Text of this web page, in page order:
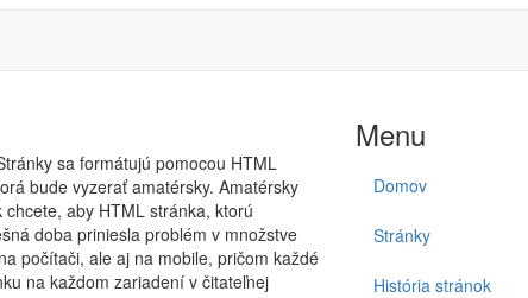
sa formátujú pomocou HTML
bude vyzerať amatérsky. Amatérsky
aby HTML stránka, ktorú
doba priniesla problém v množstve
počítači, ale aj na mobile, pričom každé
na každom zariadení v čitateľnej
Menu
Domov
Stránky
História stránok